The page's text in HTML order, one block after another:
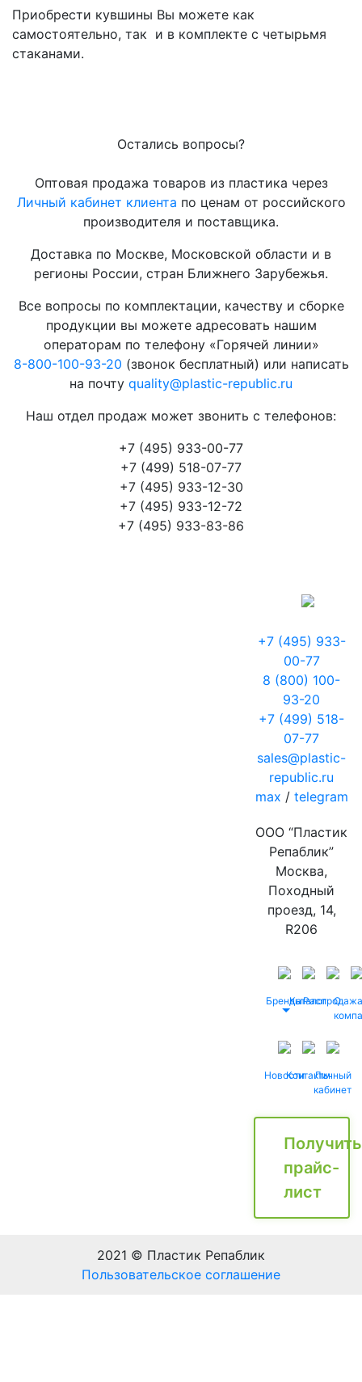
Приобрести кувшины Вы можете как
самостоятельно, так и в комплекте с четырьмя
стаканами.
Остались вопросы?
Оптовая продажа товаров из пластика через
Личный кабинет клиента по ценам от российского
производителя и поставщика.
Доставка по Москве, Московской области и в
регионы России, стран Ближнего Зарубежья.
Все вопросы по комплектации, качеству и сборке
продукции вы можете адресовать нашим
операторам по телефону «Горячей линии»
8-800-100-93-20 (звонок бесплатный) или написать
на почту quality@plastic-republic.ru
Наш отдел продаж может звонить с телефонов:
+7 (495) 933-00-77
+7 (499) 518-07-77
+7 (495) 933-12-30
+7 (495) 933-12-72
+7 (495) 933-83-86
+7 (495) 933-
00-77
8 (800) 100-
93-20
+7 (499) 518-
07-77
sales@plastic-
republic.ru
max / telegram
ООО “Пластик
Репаблик”
Москва,
Походный
проезд, 14,
R206
БрендыКаталог
Распродажа
О
НовостиКонтактыЛичный
кабинет
Получить
прайс-
лист
2021 © Пластик Репаблик
Пользовательское соглашение